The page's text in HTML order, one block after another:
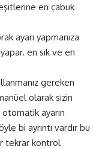
en çabuk
ayarı yapmanıza
en sık ve en
gereken
olarak sizin
otomatik ayarın
bi ayrıntı vardır bu
tekrar kontrol